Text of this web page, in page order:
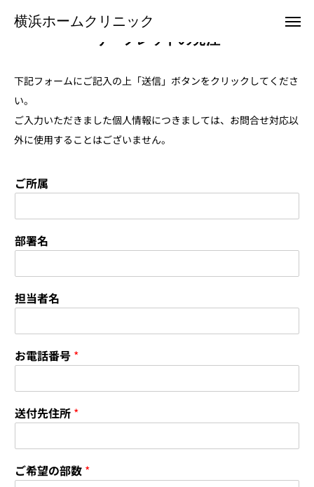
横浜ホームクリニック
リーフレットの発注
下記フォームにご記入の上「送信」ボタンをクリックしてくださ
い。
ご入力いただきました個人情報につきましては、お問合せ対応以
外に使用することはございません。
ご所属
部署名
担当者名
お電話番号 *
送付先住所 *
ご希望の部数 *
横浜ホームクリニック
クリニックTwitter
患者様のご紹介
お問合せ
採用情報
ブログ